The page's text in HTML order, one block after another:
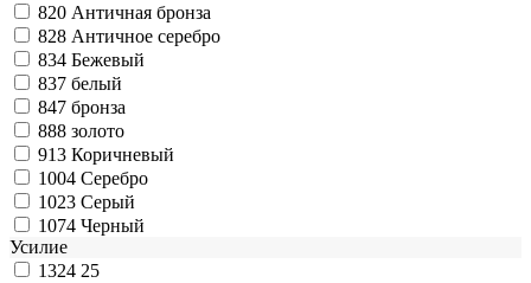
820 Античная бронза
828 Античное серебро
834 Бежевый
837 белый
847 бронза
888 золото
913 Коричневый
1004 Серебро
1023 Серый
1074 Черный
Усилие
1324 25